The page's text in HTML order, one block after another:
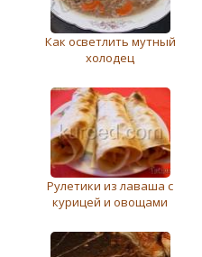
Как осветлить мутный
холодец
Рулетики из лаваша с
курицей и овощами